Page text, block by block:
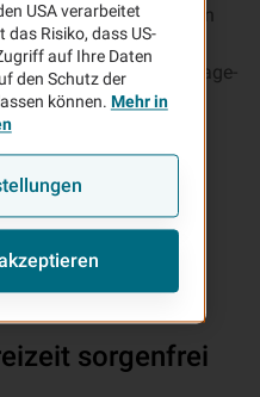
wenn
beeinträchtigen. Mit
dem Krankenhaustage-
der sicheren Seite.
sorgenfrei
USA verarbeitet
das Risiko, dass US-
auf Ihre Daten
den Schutz der
können. Mehr in